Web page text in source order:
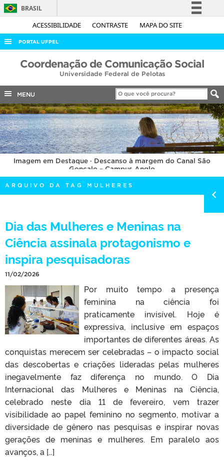
ACESSIBILIDADE CONTRASTE MAPA DO SITE
BRASIL
Simplifique!
Acesso à informação
Legislação
Canais
PORTAL UFPEL
ACESSO À INFORMAÇÃO
COBALTO
CONCURSOS
EDITAIS
INTERNACIONAL
OUVIDORIA
PORTARIAS
TELEFONES
Coordenação de Comunicação Social
Universidade Federal de Pelotas
MENU
Imagem em Destaque · Descanso à margem do Canal São
Gonçalo – Campus Anglo
ARQUIVO DA TAG MULHERES
Dia das Mulheres e Meninas na
Ciência assinala protagonismo e
inspira pesquisadoras
11/02/2026
Por muito tempo a presença
feminina na ciência foi
praticamente invisível. Hoje é
expressiva, inclusive em espaços
importantes de diferentes áreas. As
conquistas merecem ser celebradas – o impacto social
das descobertas e criações lideradas pelas mulheres
inegavelmente faz diferença no mundo. O Dia
Internacional das Mulheres e Meninas na Ciência,
celebrado neste dia 11 de fevereiro, vem trazer
visibilidade ao papel feminino no segmento, motivar a
diversidade de gênero nas pesquisas e inspirar novas
gerações de meninas e mulheres. Em paralelo aos
avanços, a […]